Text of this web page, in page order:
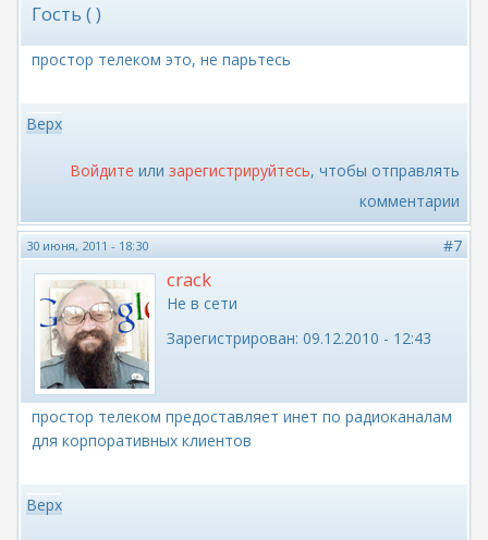
Гость ( )
простор телеком это, не парьтесь
Верх
Войдите или зарегистрируйтесь, чтобы отправлять
комментарии
30 июня, 2011 - 18:30 #7
crack
Не в сети
Зарегистрирован: 09.12.2010 - 12:43
простор телеком предоставляет инет по радиоканалам
для корпоративных клиентов
Верх